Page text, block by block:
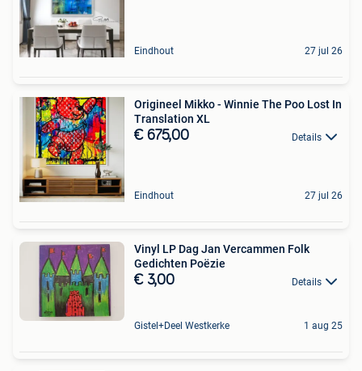
Eindhout 27 jul 26
Origineel Mikko - Winnie The Poo Lost In
Translation XL
€ 675,00 Details
Eindhout 27 jul 26
Vinyl LP Dag Jan Vercammen Folk
Gedichten Poëzie
€ 3,00 Details
Gistel+Deel Westkerke 1 aug 25